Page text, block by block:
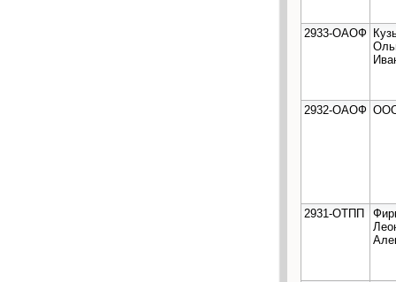
2933-ОАОФ
2932-ОАОФ
2931-ОТПП